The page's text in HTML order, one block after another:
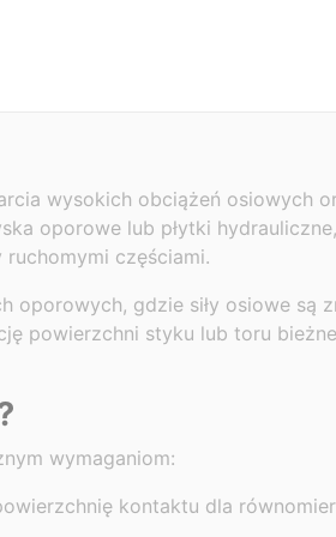
wysokich obciążeń osiowych
oporowe lub płytki
częściami.
oporowych, gdzie siły osiowe są
powierzchni styku lub toru
wymaganiom:
kontaktu dla